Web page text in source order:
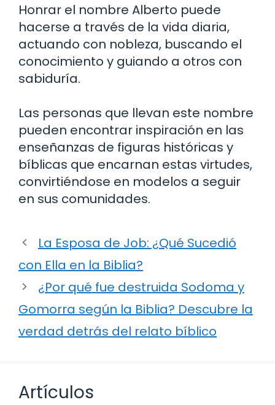
Honrar el nombre Alberto puede
hacerse a través de la vida diaria,
actuando con nobleza, buscando el
conocimiento y guiando a otros con
sabiduría.
Las personas que llevan este nombre
pueden encontrar inspiración en las
enseñanzas de figuras históricas y
bíblicas que encarnan estas virtudes,
convirtiéndose en modelos a seguir
en sus comunidades.
La Esposa de Job: ¿Qué Sucedió
con Ella en la Biblia?
¿Por qué fue destruida Sodoma y
Gomorra según la Biblia? Descubre la
verdad detrás del relato bíblico
Artículos